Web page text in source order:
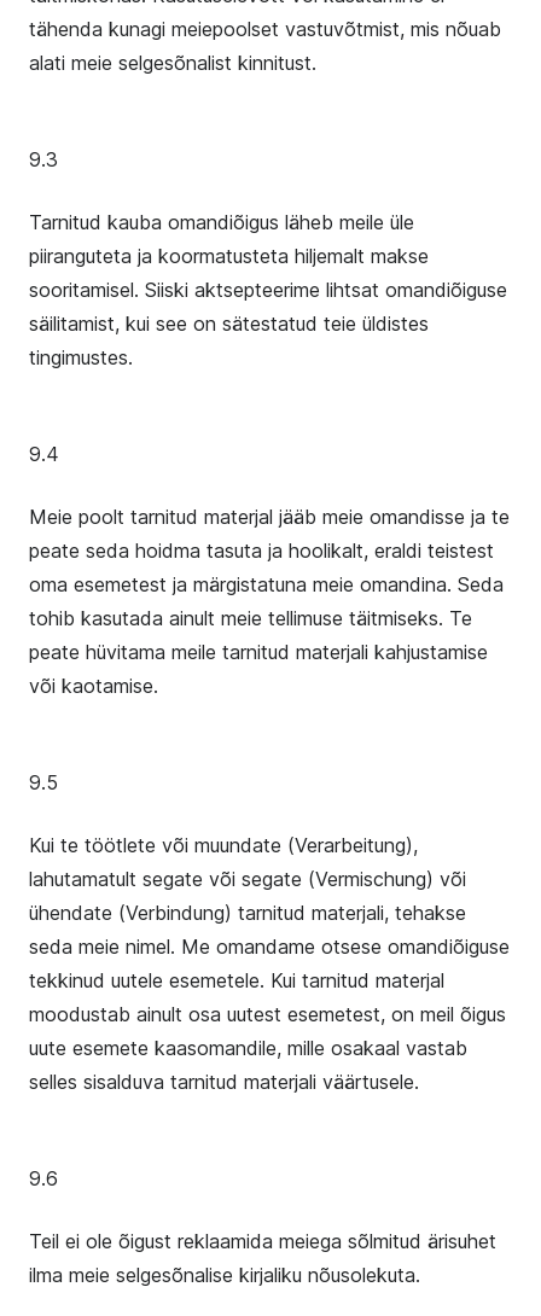
tähenda kunagi meiepoolset vastuvõtmist, mis nõuab
alati meie selgesõnalist kinnitust.
9.3
Tarnitud kauba omandiõigus läheb meile üle
piiranguteta ja koormatusteta hiljemalt makse
sooritamisel. Siiski aktsepteerime lihtsat omandiõiguse
säilitamist, kui see on sätestatud teie üldistes
tingimustes.
9.4
Meie poolt tarnitud materjal jääb meie omandisse ja te
peate seda hoidma tasuta ja hoolikalt, eraldi teistest
oma esemetest ja märgistatuna meie omandina. Seda
tohib kasutada ainult meie tellimuse täitmiseks. Te
peate hüvitama meile tarnitud materjali kahjustamise
või kaotamise.
9.5
Kui te töötlete või muundate (Verarbeitung),
lahutamatult segate või segate (Vermischung) või
ühendate (Verbindung) tarnitud materjali, tehakse
seda meie nimel. Me omandame otsese omandiõiguse
tekkinud uutele esemetele. Kui tarnitud materjal
moodustab ainult osa uutest esemetest, on meil õigus
uute esemete kaasomandile, mille osakaal vastab
selles sisalduva tarnitud materjali väärtusele.
9.6
Teil ei ole õigust reklaamida meiega sõlmitud ärisuhet
ilma meie selgesõnalise kirjaliku nõusolekuta.